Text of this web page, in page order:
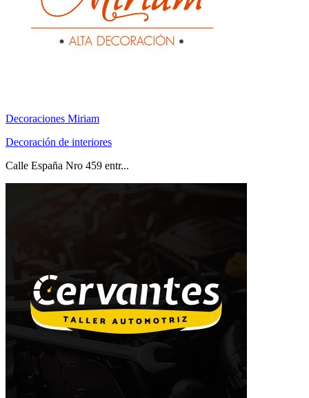
Decoraciones Miriam
Decoración de interiores
Calle España Nro 459 entr...